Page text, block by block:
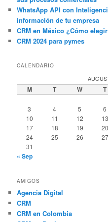
WhatsApp API con
información de tu empresa
CRM en México ¿Cómo
CRM 2024 para pymes
CALENDARIO
M T W T
3
4 5 6
10
11 12 13
17
18 19 20
24
25 26 27
31
« Sep
AMIGOS
Agencia Digital
CRM
CRM en Colombia